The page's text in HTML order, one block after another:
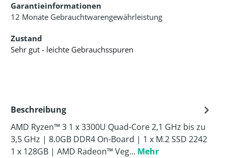
Garantieinformationen
12 Monate Gebrauchtwarengewährleistung
Zustand
Sehr gut - leichte Gebrauchsspuren
Beschreibung
AMD Ryzen™ 3 1 x 3300U Quad-Core 2,1 GHz bis zu
3,5 GHz | 8.0GB DDR4 On-Board | 1 x M.2 SSD 2242
1 x 128GB | AMD Radeon™ Veg… Mehr